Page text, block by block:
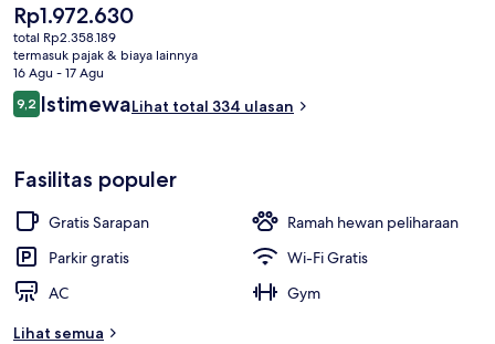
Harga
saat
ini
Rp1.972.630
Rp1.972.630
total Rp2.358.189
termasuk pajak & biaya lainnya
16 Agu - 17 Agu
Ulasan
9,29,2 dari 10
IstimewaLihat total 334 ulasan
Fasilitas populer
Gratis Sarapan
Ramah hewan peliharaan
Parkir gratis
Wi-Fi Gratis
AC
Gym
Lihat semua